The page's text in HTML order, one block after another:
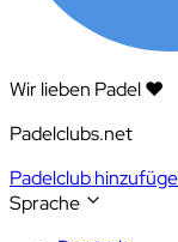
Wir lieben Padel ❤️
Padelclubs.net
Padelclub
Sprache